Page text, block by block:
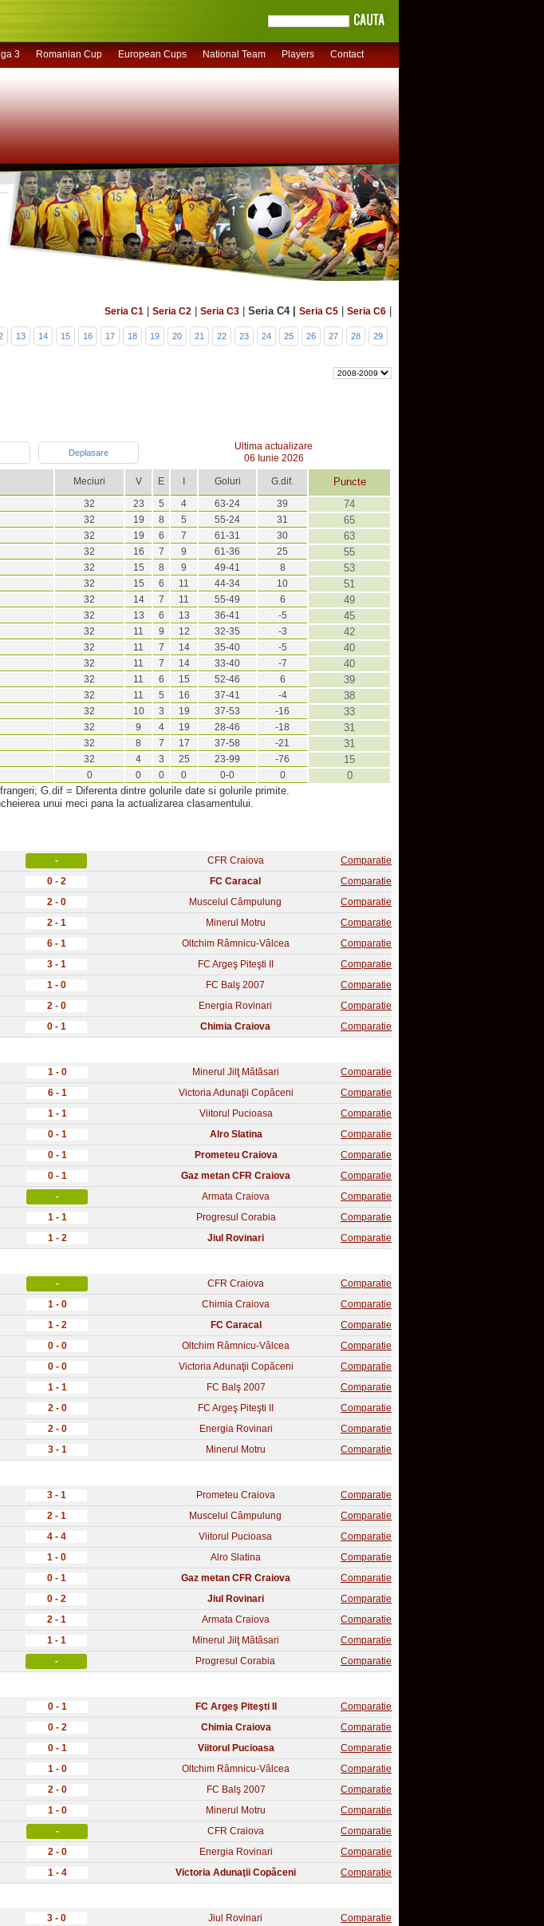
3 Romanian Cup European Cups National Team Players Contact
Seria C1 Seria C2 Seria C3 Seria C4 | Seria C5 Seria C6
13 14 15 16 17 18 19 20 21 22 23 24 25 26 27 28
29
Deplasare
Ultima actualizare
06 Iunie 2026
Meciuri V E Goluri G.dif.
Puncte
32 23 5 4 63-24 39
74
32 19 8 5 55-24 31
65
32 19 6 7 61-31 30
63
32 16 7 9 61-36 25
55
32 15 8 9 49-41 8
53
32 15 6 11 44-34 10
51
32 14 7 11 55-49 6
49
32 13 6 13 36-41 -5
45
32 11 9 12 32-35 -3
42
32 11 7 14 35-40 -5
40
32 11 7 14 33-40 -7
40
32 11 6 15 52-46 6
39
32 11 5 16 37-41 -4
38
32 10 3 19 37-53 -16
33
32 9 4 19 28-46 -18
31
32 8 7 17 37-58 -21
31
32 4 3 25 23-99 -76
15
0 0 0 0 0-0 0
0
G.dif = Diferenta dintre golurile date si golurile primite.
unui meci pana la actualizarea clasamentului.
- CFR Craiova
Comparatie
0 - 2 FC Caracal
Comparatie
2 - 0 Muscelul Câmpulung
Comparatie
2 - 1 Minerul Motru
Comparatie
6 - 1 Oltchim Râmnicu-Vâlcea
Comparatie
3 - 1 FC Argeş Piteşti II
Comparatie
1 - 0 FC Balş 2007
Comparatie
2 - 0 Energia Rovinari
Comparatie
0 - 1 Chimia Craiova Comparatie
1 - 0 Minerul Jilţ Mătăsari
Comparatie
6 - 1 Victoria Adunaţii Copăceni
Comparatie
1 - 1 Viitorul Pucioasa
Comparatie
0 - 1 Alro Slatina
Comparatie
0 - 1 Prometeu Craiova
Comparatie
0 - 1 Gaz metan CFR Craiova
Comparatie
- Armata Craiova
Comparatie
1 - 1 Progresul Corabia
Comparatie
1 - 2 Jiul Rovinari Comparatie
- CFR Craiova
Comparatie
1 - 0 Chimia Craiova
Comparatie
1 - 2 FC Caracal
Comparatie
0 - 0 Oltchim Râmnicu-Vâlcea
Comparatie
0 - 0 Victoria Adunaţii Copăceni
Comparatie
1 - 1 FC Balş 2007
Comparatie
2 - 0 FC Argeş Piteşti II
Comparatie
2 - 0 Energia Rovinari
Comparatie
3 - 1 Minerul Motru Comparatie
3 - 1 Prometeu Craiova
Comparatie
2 - 1 Muscelul Câmpulung
Comparatie
4 - 4 Viitorul Pucioasa
Comparatie
1 - 0 Alro Slatina
Comparatie
0 - 1 Gaz metan CFR Craiova
Comparatie
0 - 2 Jiul Rovinari
Comparatie
2 - 1 Armata Craiova
Comparatie
1 - 1 Minerul Jilţ Mătăsari
Comparatie
- Progresul Corabia Comparatie
0 - 1 FC Argeş Piteşti II
Comparatie
0 - 2 Chimia Craiova
Comparatie
0 - 1 Viitorul Pucioasa
Comparatie
1 - 0 Oltchim Râmnicu-Vâlcea
Comparatie
2 - 0 FC Balş 2007
Comparatie
1 - 0 Minerul Motru
Comparatie
- CFR Craiova
Comparatie
2 - 0 Energia Rovinari
Comparatie
1 - 4 Victoria Adunaţii Copăceni Comparatie
3 - 0 Jiul Rovinari
Comparatie